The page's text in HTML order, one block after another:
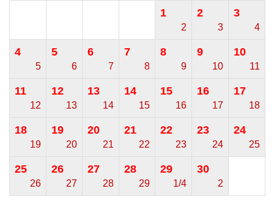
1
2
2
3
3
4
4
5
5
6
6
7
7
8
8
9
9
10
10
11
11
12
12
13
13
14
14
15
15
16
16
17
17
18
18
19
19
20
20
21
21
22
22
23
23
24
24
25
25
26
26
27
27
28
28
29
29
1/4
30
2